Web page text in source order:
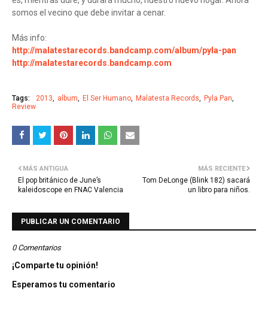
somos el vecino que debe invitar a cenar.
Más info:
http://malatestarecords.bandcamp.com/album/pyla-pan
http://malatestarecords.bandcamp.com
Tags: 2013 album El Ser Humano Malatesta Records
Pyla Pan
Review
MÁS RECIENTE
Tom DeLonge (Blink 182) sacará
un libro para niños.
MÁS ANTIGUA
El pop británico de June’s
kaleidoscope en FNAC Valencia
PUBLICAR UN COMENTARIO
0 Comentarios
¡Comparte tu opinión!
Esperamos tu comentario